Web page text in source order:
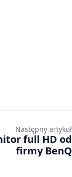
Następny artykuł
full HD od
firmy BenQ